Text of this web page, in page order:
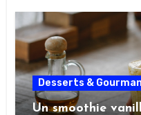
Desserts &
Un smoothie